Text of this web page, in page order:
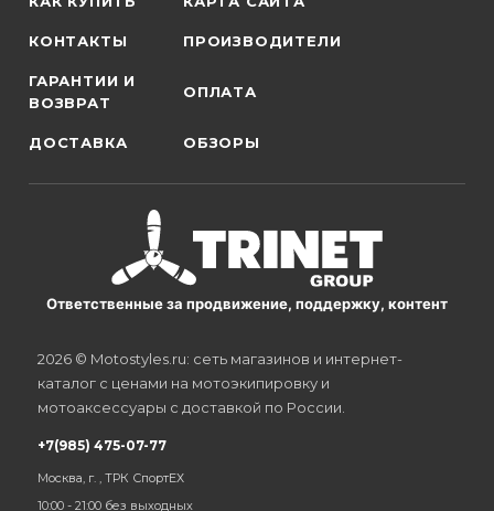
КОНТАКТЫ ПРОИЗВОДИТЕЛИ
ГАРАНТИИ И
ВОЗВРАТ
ОПЛАТА
ДОСТАВКА ОБЗОРЫ
Ответственные за продвижение, поддержку, контент
2026 © Motostyles.ru: сеть магазинов и интернет-
каталог с ценами на мотоэкипировку и
мотоаксессуары с доставкой по России.
+7(985) 475-07-77
Москва, г. , ТРК СпортЕХ
10:00 - 21:00 без выходных